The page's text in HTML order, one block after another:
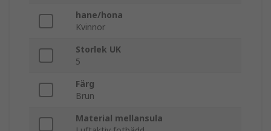
hane/hona
Kvinnor
Storlek UK
5
Färg
Brun
Material mellansula